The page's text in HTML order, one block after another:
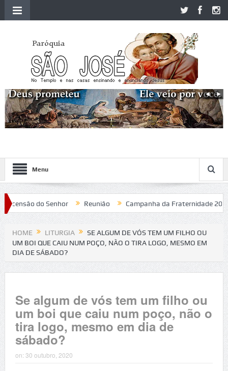
Menu
do Senhor Reunião Campanha da Fraternidade 2020
HOME LITURGIA
SE ALGUM DE VÓS TEM UM FILHO OU
UM BOI QUE CAIU NUM POÇO, NÃO O TIRA LOGO, MESMO EM
DIA DE SÁBADO?
Se algum de vós tem um filho ou
um boi que caiu num poço, não o
tira logo, mesmo em dia de
sábado?
on: 30 outubro, 2020